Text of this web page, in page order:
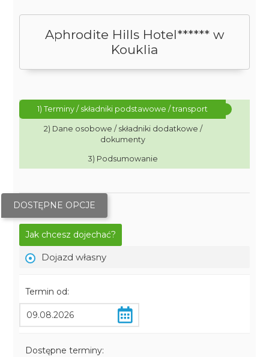
Aphrodite Hills Hotel****** w
Kouklia
1) Terminy / składniki podstawowe / transport
2) Dane osobowe / składniki dodatkowe /
dokumenty
3) Podsumowanie
DOSTĘPNE OPCJE
Jak chcesz dojechać?
Dojazd własny
Termin od:
Dostępne terminy: